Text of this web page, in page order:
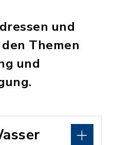
und
Themen
und